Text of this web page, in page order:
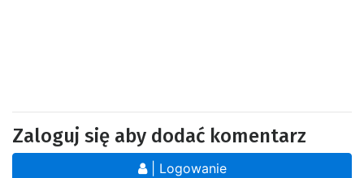
Zaloguj się aby dodać komentarz
| Logowanie